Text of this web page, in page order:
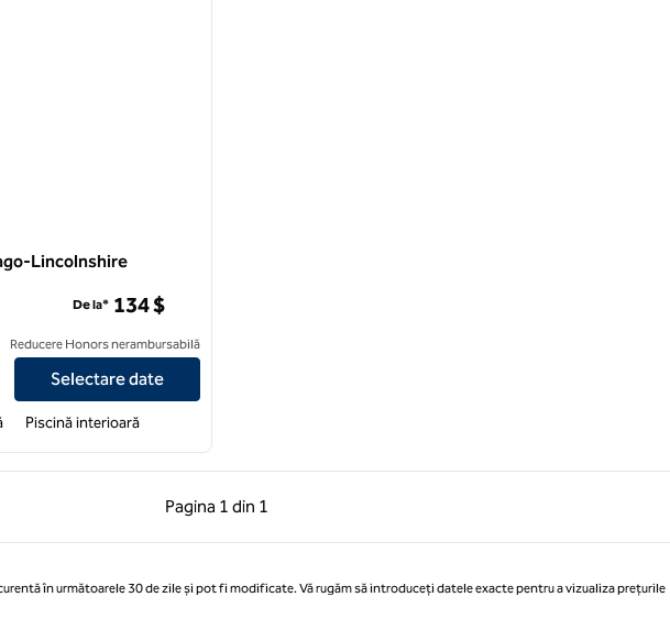
Lincolnshire
Suites by Hilton Chicago-Lincolnshire
De la* 134 $
Reducere Honors nerambursabilă
Selectare date
Piscină interioară
Pagina 1 din 1
Pagina anterioară, 1 din 1
Pagina 1 din 1
în următoarele 30 de zile și pot fi modificate. Vă rugăm să introduceți datele exacte pentru a vizualiza prețurile